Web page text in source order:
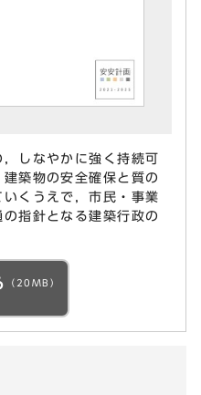
，しなやかに強く持続可
築物の安全確保と質の
くうえで，市民・事業
指針となる建築行政の
（20MB）